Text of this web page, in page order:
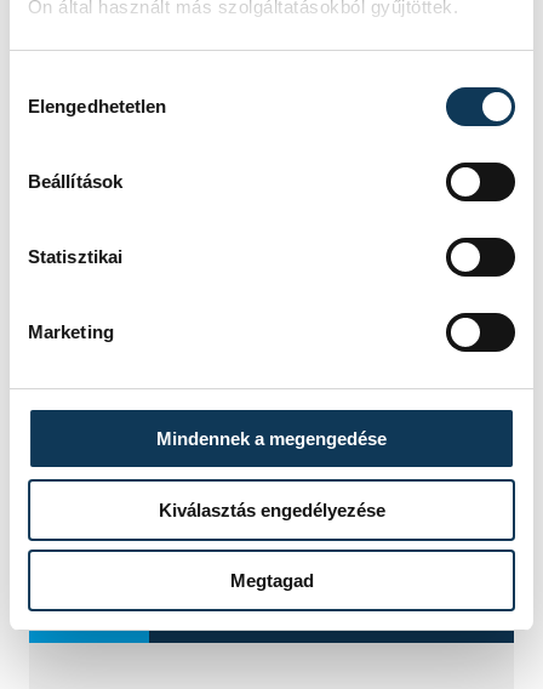
Ön által használt más szolgáltatásokból gyűjtöttek.
Elengedhetetlen
Beállítások
Statisztikai
Marketing
Mindennek a megengedése
Kiválasztás engedélyezése
Megtagad
TOVÁBBI CIKKEK